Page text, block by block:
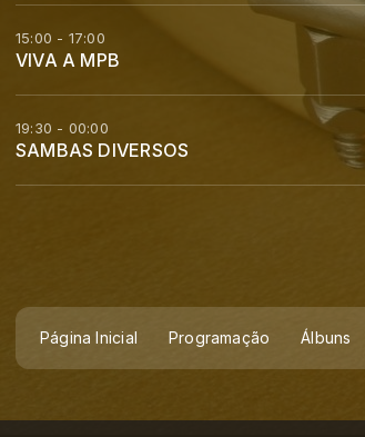
15:00 - 17:00
VIVA A MPB
19:30 - 00:00
SAMBAS DIVERSOS
Página Inicial Programação Álbuns